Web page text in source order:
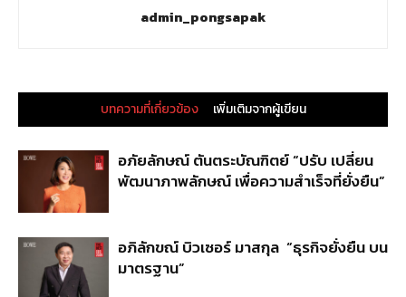
admin_pongsapak
บทความที่เกี่ยวข้อง เพิ่มเติมจากผู้เขียน
อภัยลักษณ์ ตันตระบัณฑิตย์ “ปรับ เปลี่ยน
พัฒนาภาพลักษณ์ เพื่อความสำเร็จที่ยั่งยืน”
อภิลักขณ์ บิวเซอร์ มาสกุล “ธุรกิจยั่งยืน บน
มาตรฐาน”